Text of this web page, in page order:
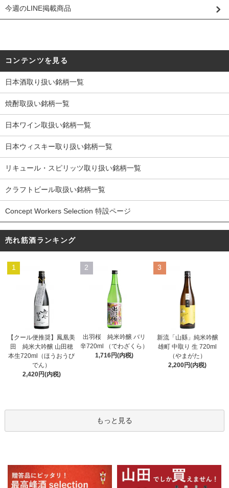
今週のLINE掲載商品
コンテンツを見る
日本酒取り扱い銘柄一覧
焼酎取扱い銘柄一覧
日本ワイン取扱い銘柄一覧
日本ウィスキー取り扱い銘柄一覧
リキュール・スピリッツ取り扱い銘柄一覧
クラフトビール取扱い銘柄一覧
Concept Workers Selection 特設ページ
売れ筋酒ランキング
1
【クール便推奨】鳳凰美
田 純米大吟醸 山田穂
本生720ml（ほうおうび
でん）
2,420円(内税)
2
出羽桜 純米吟醸 バリ
辛720ml （でわざくら）
1,716円(内税)
3
新流「山縣」純米吟醸
雄町 中取り 生 720ml
（やまがた）
2,200円(内税)
もっと見る